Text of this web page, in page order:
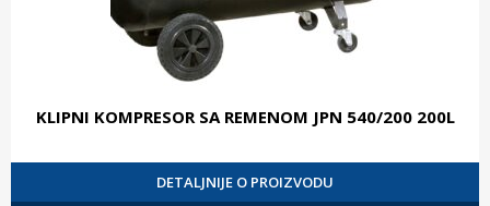
KLIPNI KOMPRESOR SA REMENOM JPN 540/200 200L
DETALJNIJE O PROIZVODU